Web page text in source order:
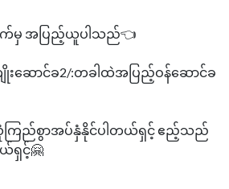
က်မှ အပြည့်ယူပါသည်👈
းဆောင်ခ2/:တခါထဲအပြည့်ဝန်ဆောင်ခ
ကြည်စွာအပ်နှံနိုင်ပါတယ်ရှင့် ဧည့်သည်
ရှင့်🤗